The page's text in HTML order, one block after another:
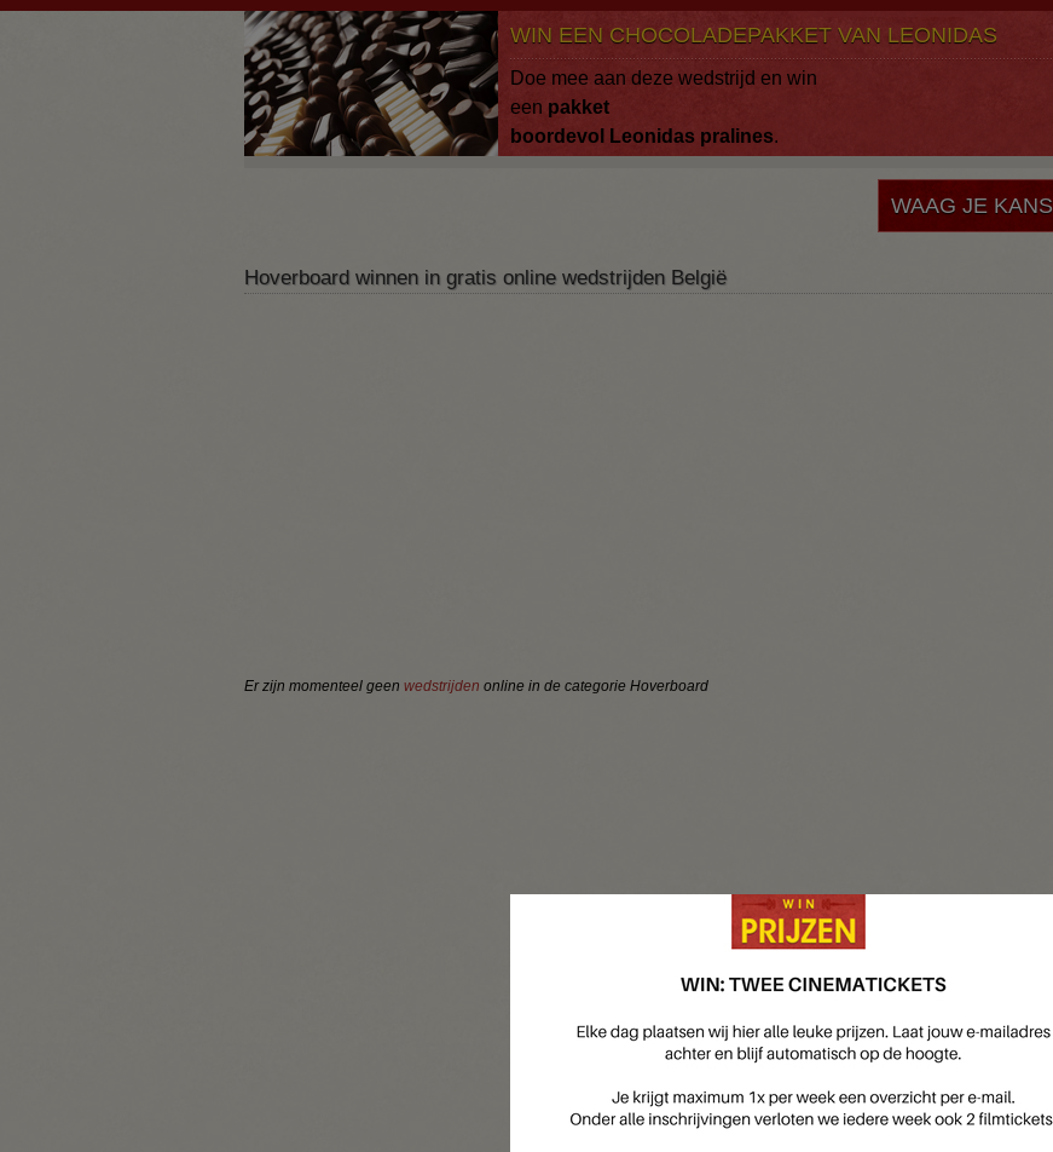
Overslaan en naar de algemene inhoud gaan
WIN EEN CHOCOLADEPAKKET VAN LEONIDAS
Doe mee aan deze wedstrijd en win
een pakket
boordevol
Leonidas pralines.
WAAG JE KANS
Hoverboard winnen in gratis online wedstrijden België
Er zijn momenteel geen wedstrijden online in de categorie Hoverboard